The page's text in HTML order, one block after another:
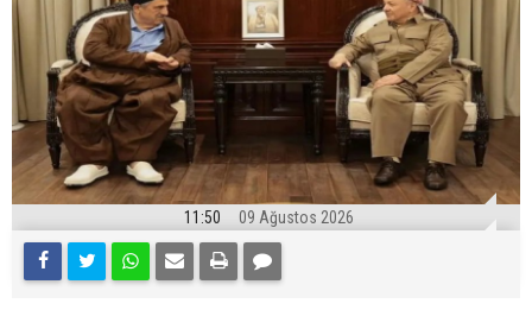
11:50 09 Ağustos 2026